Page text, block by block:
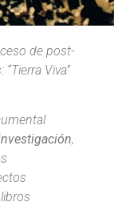
de post-
Viva”
,